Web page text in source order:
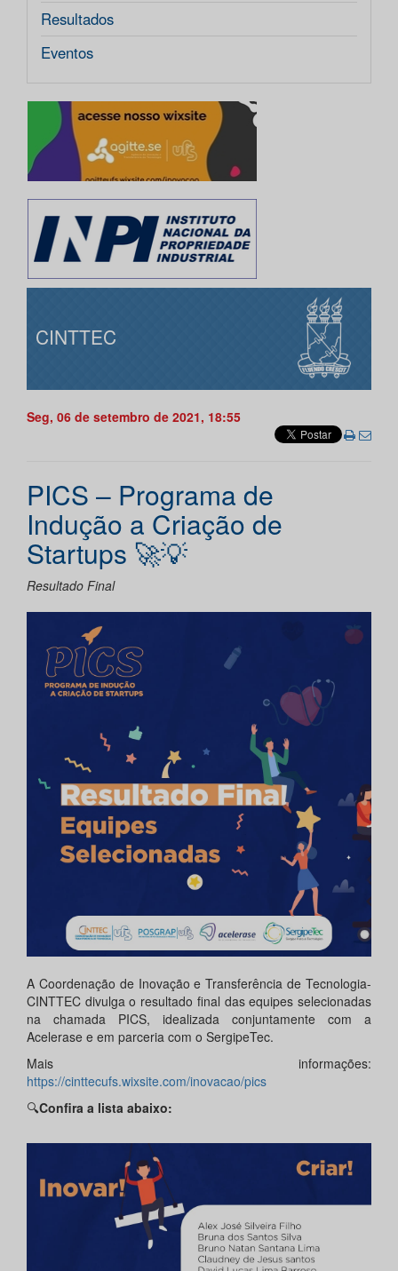
Resultados
Eventos
CINTTEC
Seg, 06 de setembro de 2021, 18:55
PICS – Programa de
Indução a Criação de
Startups 🚀💡
Resultado Final
A Coordenação de Inovação e Transferência de Tecnologia-
CINTTEC divulga o resultado final das equipes selecionadas
na chamada PICS, idealizada conjuntamente com a
Acelerase e em parceria com o SergipeTec.
Mais informações:
https://cinttecufs.wixsite.com/inovacao/pics
🔍Confira a lista abaixo: